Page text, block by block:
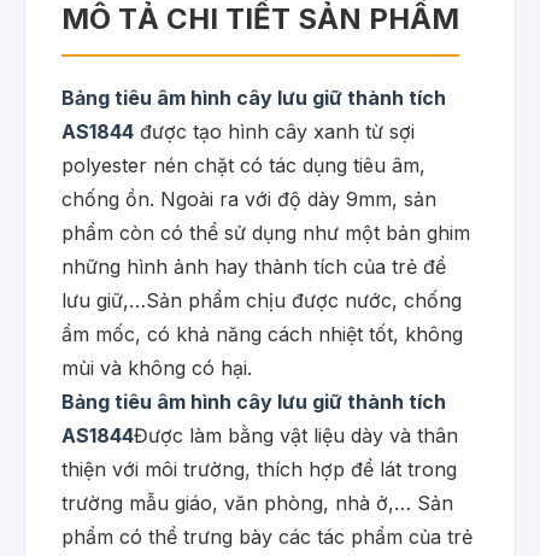
MÔ TẢ CHI TIẾT SẢN PHẨM
Bảng tiêu âm hình cây lưu giữ thành tích
AS1844 được tạo hình cây xanh từ sợi
polyester nén chặt có tác dụng tiêu âm,
chống ồn. Ngoài ra với độ dày 9mm, sản
phẩm còn có thể sử dụng như một bản ghim
những hình ảnh hay thành tích của trẻ để
lưu giữ,…Sản phẩm chịu được nước, chống
ẩm mốc, có khả năng cách nhiệt tốt, không
mùi và không có hại.
Bảng tiêu âm hình cây lưu giữ thành tích
AS1844Được làm bằng vật liệu dày và thân
thiện với môi trường, thích hợp để lát trong
trường mẫu giáo, văn phòng, nhà ở,… Sản
phẩm có thể trưng bày các tác phẩm của trẻ